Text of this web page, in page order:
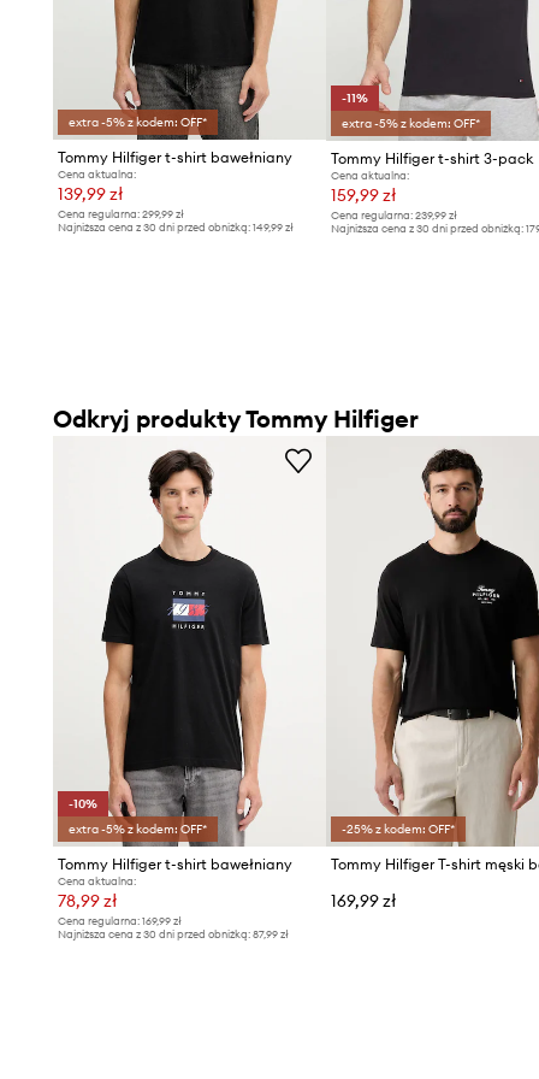
extra -5% z kodem: OFF*
Tommy Hilfiger t-shirt bawełniany
Cena aktualna:
139,99 zł
Cena regularna: 299,99 zł
Najniższa cena z 30 dni przed obniżką: 149,99 zł
-11%
extra -5% z kodem: OFF*
Tommy Hilfiger t-shirt 3-pack
Cena aktualna:
159,99 zł
Cena regularna:239,99 zł
Najniższa cena z 30 dni przed obniżką:
Odkryj produkty Tommy Hilfiger
-10%
extra -5% z kodem: OFF*
Tommy Hilfiger t-shirt bawełniany
Cena aktualna:
78,99 zł
Cena regularna: 169,99 zł
Najniższa cena z 30 dni przed obniżką: 87,99 zł
-25% z kodem: OFF*
169,99 zł